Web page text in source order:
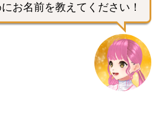
お名前を教えてください！